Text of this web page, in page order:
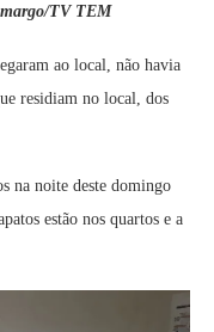
TV TEM
ao local, não havia
residiam no local, dos
na noite deste domingo
estão nos quartos e a